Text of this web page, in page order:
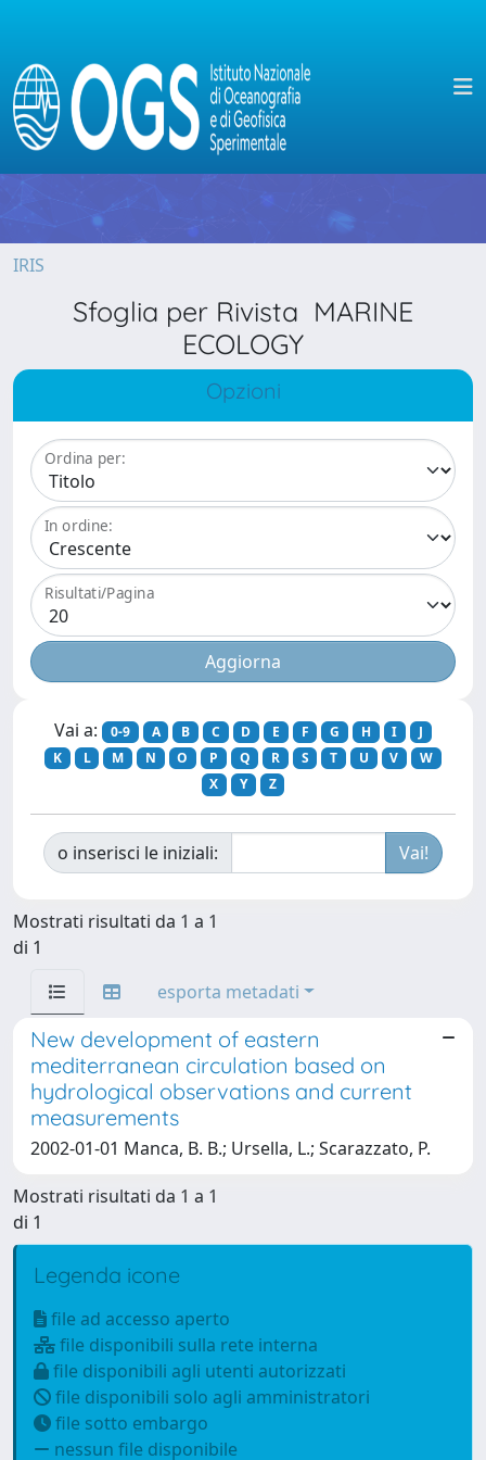
IRIS
Sfoglia per Rivista MARINE
ECOLOGY
Opzioni
Ordina per:
In ordine:
Risultati/Pagina
Vai a: 0-9 A B C D E F G H I
J
K
L M N O P Q R S T U V
W
X
Y Z
o inserisci le iniziali:
Mostrati risultati da 1 a 1
di 1
esporta metadati
New development of eastern
mediterranean circulation based on
hydrological observations and current
measurements
2002-01-01 Manca, B. B.; Ursella, L.; Scarazzato, P.
Mostrati risultati da 1 a 1
di 1
Legenda icone
file ad accesso aperto
file disponibili sulla rete interna
file disponibili agli utenti autorizzati
file disponibili solo agli amministratori
file sotto embargo
nessun file disponibile